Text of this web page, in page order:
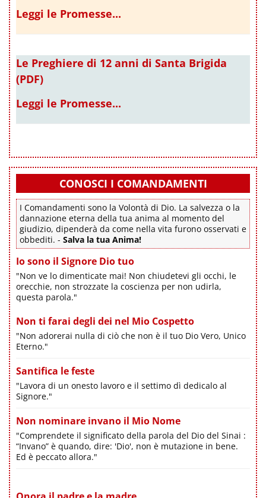
Leggi le Promesse...
Le Preghiere di 12 anni di Santa Brigida
(PDF)
Leggi le Promesse...
CONOSCI I COMANDAMENTI
I Comandamenti sono la Volontà di Dio. La salvezza o la
dannazione eterna della tua anima al momento del
giudizio, dipenderà da come nella vita furono osservati e
obbediti. - Salva la tua Anima!
Io sono il Signore Dio tuo
"Non ve lo dimenticate mai! Non chiudetevi gli occhi, le
orecchie, non strozzate la coscienza per non udirla,
questa parola."
Non ti farai degli dei nel Mio Cospetto
"Non adorerai nulla di ciò che non è il tuo Dio Vero, Unico
Eterno."
Santifica le feste
"Lavora di un onesto lavoro e il settimo dì dedicalo al
Signore."
Non nominare invano il Mio Nome
"Comprendete il significato della parola del Dio del Sinai :
“Invano” è quando, dire: 'Dio', non è mutazione in bene.
Ed è peccato allora."